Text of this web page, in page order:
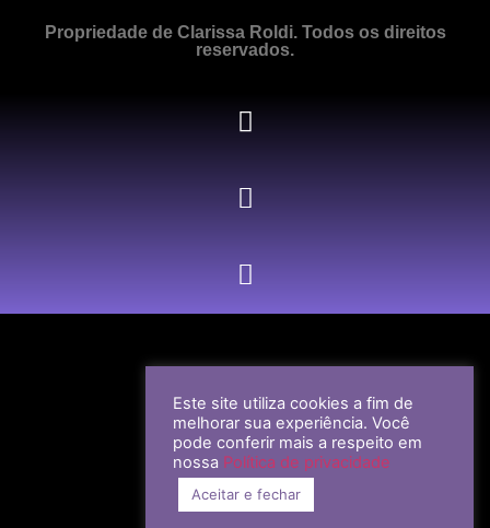
Propriedade de Clarissa Roldi. Todos os direitos
reservados.
Este site utiliza cookies a fim de
melhorar sua experiência. Você
pode conferir mais a respeito em
nossa Política de privacidade
Aceitar e fechar